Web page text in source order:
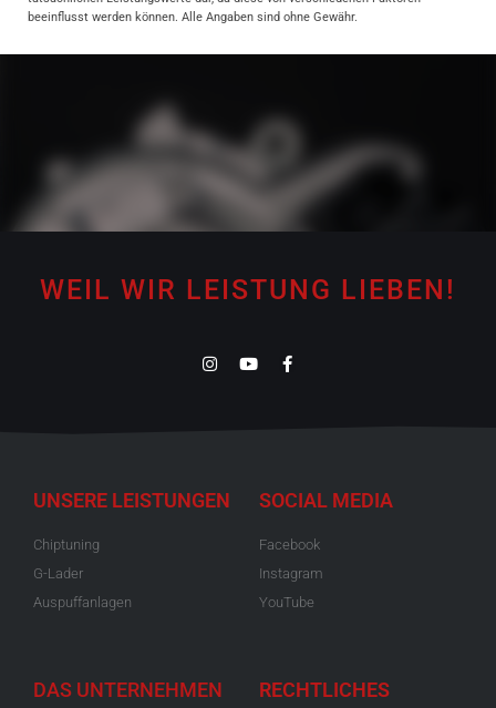
beeinflusst werden können. Alle Angaben sind ohne Gewähr.
WEIL WIR LEISTUNG LIEBEN!
UNSERE LEISTUNGEN
Chiptuning
G-Lader
Auspuffanlagen
SOCIAL MEDIA
Facebook
Instagram
YouTube
DAS UNTERNEHMEN RECHTLICHES